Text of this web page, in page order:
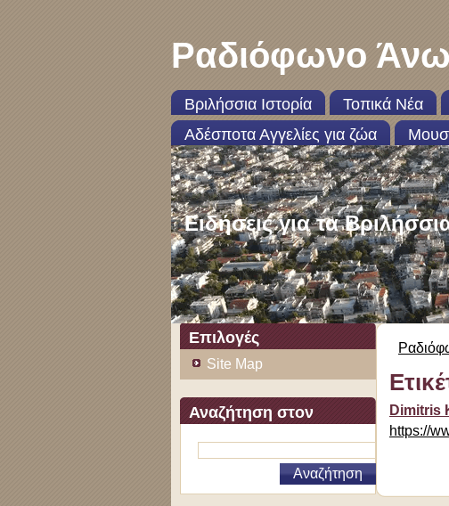
Ραδιόφωνο
Βριλήσσια Ιστορία Τοπικά Νέα
Αδέσποτα Αγγελίες για ζώα
Ειδήσεις για τα
Επιλογές
Site Map
Αναζήτηση στον
ιστότοπο
Dimitris
https://